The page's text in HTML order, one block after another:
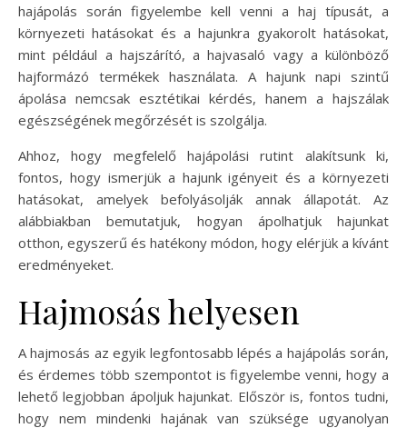
hajápolás során figyelembe kell venni a haj típusát, a
környezeti hatásokat és a hajunkra gyakorolt hatásokat,
mint például a hajszárító, a hajvasaló vagy a különböző
hajformázó termékek használata. A hajunk napi szintű
ápolása nemcsak esztétikai kérdés, hanem a hajszálak
egészségének megőrzését is szolgálja.
Ahhoz, hogy megfelelő hajápolási rutint alakítsunk ki,
fontos, hogy ismerjük a hajunk igényeit és a környezeti
hatásokat, amelyek befolyásolják annak állapotát. Az
alábbiakban bemutatjuk, hogyan ápolhatjuk hajunkat
otthon, egyszerű és hatékony módon, hogy elérjük a kívánt
eredményeket.
Hajmosás helyesen
A hajmosás az egyik legfontosabb lépés a hajápolás során,
és érdemes több szempontot is figyelembe venni, hogy a
lehető legjobban ápoljuk hajunkat. Először is, fontos tudni,
hogy nem mindenki hajának van szüksége ugyanolyan